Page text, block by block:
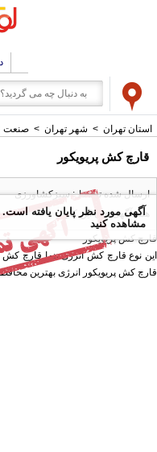
استان تهران > شهر تهران > صنعت
قارچ کش پریویکور
ارسال شده توسط : سبزکشاورزی
همه آگهی های این کاربر
قارچ کش پریویکور
این نوع قارچ کش انرژی تنها قارچ
قارچ کش پریویکور انرژی بهترین
آگهی مورد نظر پایان یافته است.
مشاهده کنید